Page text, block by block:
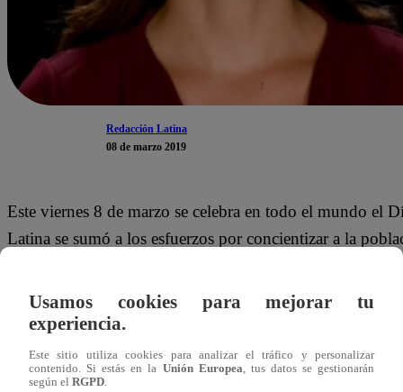
Redacción Latina
08 de marzo 2019
Este viernes 8 de marzo se celebra en todo el mundo el
Latina se sumó a los esfuerzos por concientizar a la
abusos y feminicidios.
Por ejemplo, durante la emisión de 90 Matinal, el
Usamos cookies para mejorar tu
experiencia.
Este sitio utiliza cookies para analizar el tráfico y personalizar
contenido. Si estás en la Unión Europea, tus datos se gestionarán
según el RGPD.